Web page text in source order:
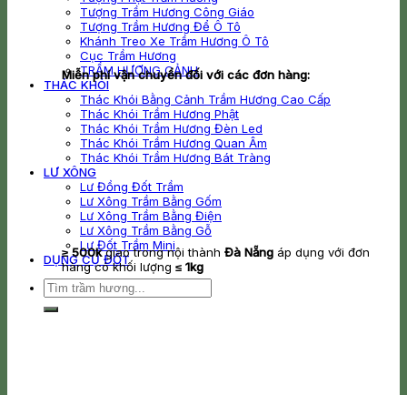
Tượng Trầm Hương Công Giáo
Tượng Trầm Hương Để Ô Tô
Khánh Treo Xe Trầm Hương Ô Tô
Cục Trầm Hương
TRẦM HƯƠNG CẢNH
THÁC KHÓI
Thác Khói Bằng Cảnh Trầm Hương Cao Cấp
Thác Khói Trầm Hương Phật
Thác Khói Trầm Hương Đèn Led
Thác Khói Trầm Hương Quan Âm
Thác Khói Trầm Hương Bát Tràng
LƯ XÔNG
Lư Đồng Đốt Trầm
Lư Xông Trầm Bằng Gốm
Lư Xông Trầm Bằng Điện
Lư Xông Trầm Bằng Gỗ
Lư Đốt Trầm Mini
DỤNG CỤ ĐỐT
Tìm
kiếm:
Miễn phí vận chuyển đối với các đơn hàng:
≥ 500kgiao trong nội thành Đà Nẵng áp dụng với đơn
hàng có khối lượng ≤ 1kg